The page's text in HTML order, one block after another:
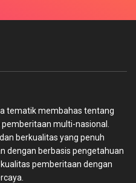
tematik membahas tentang
multi-nasional.
berkualitas yang penuh
dengan berbasis pengetahuan
pemberitaan dengan